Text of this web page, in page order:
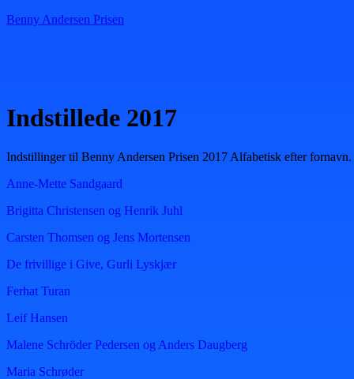
Benny Andersen Prisen
Indstillede 2017
Indstillinger til Benny Andersen Prisen 2017 Alfabetisk efter fornavn.
Anne-Mette Sandgaard
Brigitta Christensen og Henrik Juhl
Carsten Thomsen og Jens Mortensen
De frivillige i Give, Gurli Lyskjær
Ferhat Turan
Leif Hansen
Malene Schröder Pedersen og Anders Daugberg
Maria Schrøder